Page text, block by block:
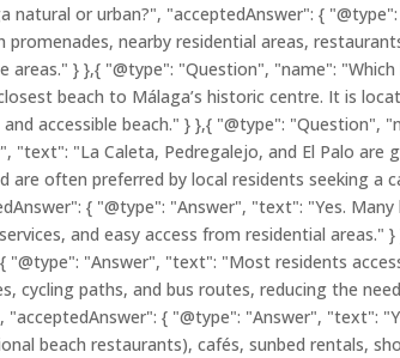
or urban?", "acceptedAnswer": {
nearby residential areas,
} },{ "@type": "Question", "name":
beach to Málaga’s historic centre. It is
accessible beach." } },{ "@type": "Question",
"La Caleta, Pedregalejo, and El Palo are
are often preferred by local residents seeking a
{ "@type": "Answer", "text": "Yes.
and easy access from residential
"Answer", "text": "Most residents
cycling paths, and bus routes, reducing the
{ "@type": "Answer", "text":
beach restaurants), cafés, sunbed rentals,